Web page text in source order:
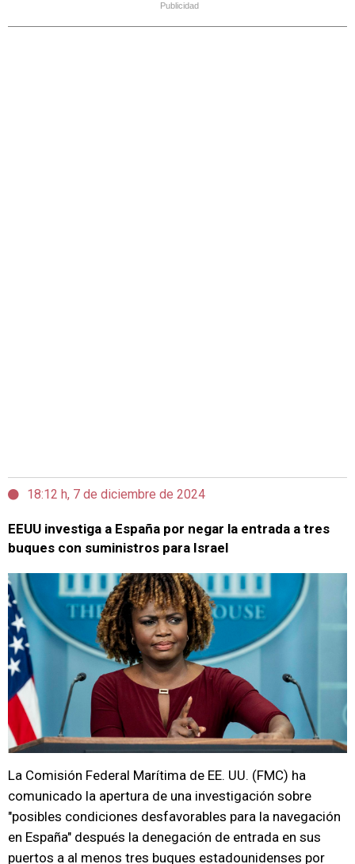
Publicidad
18:12 h, 7 de diciembre de 2024
EEUU investiga a España por negar la entrada a tres
buques con suministros para Israel
La Comisión Federal Marítima de EE. UU. (FMC) ha
comunicado la apertura de una investigación sobre
"posibles condiciones desfavorables para la navegación
en España" después la denegación de entrada en sus
puertos a al menos tres buques estadounidenses por